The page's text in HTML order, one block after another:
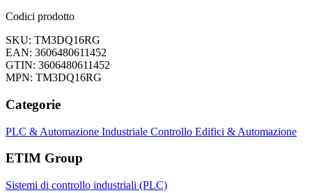
Codici prodotto
SKU: TM3DQ16RG
EAN: 3606480611452
GTIN: 3606480611452
MPN: TM3DQ16RG
Categorie
PLC & Automazione Industriale Controllo Edifici & Automazione
ETIM Group
Sistemi di controllo industriali (PLC)